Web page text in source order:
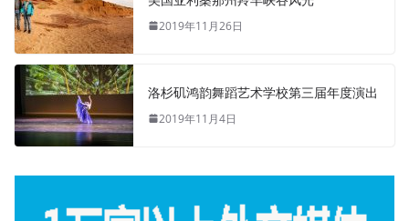
2019年11月26日
洛杉矶鸿韵舞蹈艺术学校第三届年度演出
2019年11月4日